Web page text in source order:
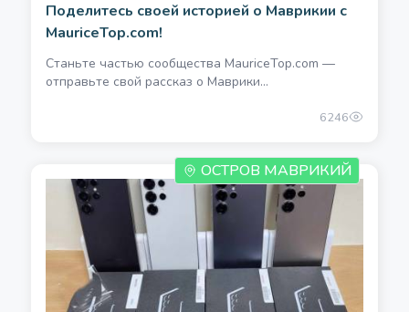
Поделитесь своей историей о Маврикии с
MauriceTop.com!
Станьте частью сообщества MauriceTop.com —
отправьте свой рассказ о Маврики...
6246
ОСТРОВ МАВРИКИЙ